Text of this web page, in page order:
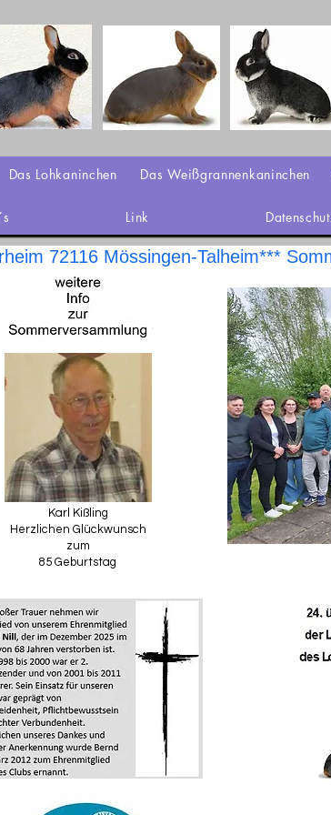
Das Lohkaninchen Das Weißgrannenkaninchen
Link
72116 Mössingen-Talheim
Karl Kißling
Herzlichen Glückwunsch
zum
85 Geburtstag